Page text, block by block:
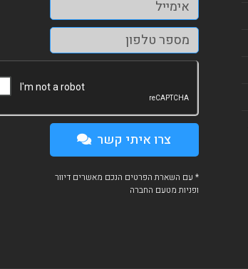
צרו איתי קשר
* עם השארת הפרטים הנכם מאשרים דיוור
ופניות מטעם החברה